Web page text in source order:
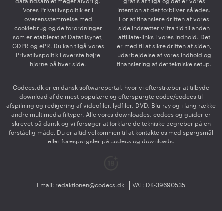
dataindsamlet meget alvorlig.
Vores Privatlivspolitik er i
overensstemmelse med
cookiebrug og de forordninger
som er etableret af Datatilsynet,
GDPR og ePR. Du kan tilgå vores
Privatlivspolitik i øverste højre
hjørne på hver side.
gratis at tilgå og det er vores
intention at det forbliver således.
For at finansiere driften af vores
side indsætter vi fra tid til anden
affiliate-links i vores indhold. Det
er med til at sikre driften af siden,
udarbejdelse af vores indhold og
finansiering af det tekniske setup.
Codecs.dk er en dansk softwareportal, hvor vi efterstræber at tilbyde
download af de mest populære og efterspurgte codec/codecs til
afspilning og redigering af videofiler, lydfiler, DVD, Blu-ray og i lang række
andre multimedia filtyper. Alle vores downloades, codecs og guider er
skrevet på dansk og vi forsøger at forklare de tekniske begreber på en
forståelig måde. Du er altid velkommen til at kontakte os med spørgsmål
eller forespørgsler på codecs og downloads.
Email: redaktionen@codecs.dk VAT: DK-39690535